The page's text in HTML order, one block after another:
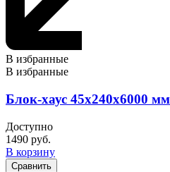
В избранные
В избранные
Блок-хаус 45х240х6000
Доступно
1490 руб.
В корзину
Сравнить